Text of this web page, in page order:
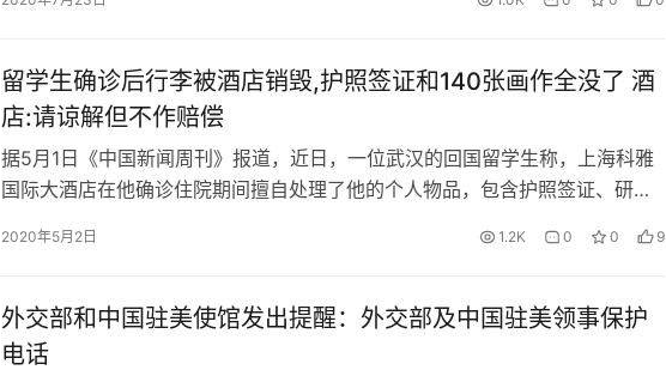
留学生确诊后行李被酒店销毁,护照签证和140张画作全没了 酒
店:请谅解但不作赔偿
据5月1日《中国新闻周刊》报道，近日，一位武汉的回国留学生称，上海科雅
国际大酒店在他确诊住院期间擅自处理了他的个人物品，包含护照签证、研究
症状，去医院筛查前工作人员说只要拿手机，其他酒店会保管。4月3日身体好
行赔偿…
2020年5月2日 1.2K 0 0 9
外交部和中国驻美使馆发出提醒：外交部及中国驻美领事保护
电话